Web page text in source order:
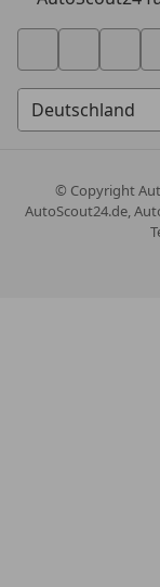
© Copyright
AutoScout24.de,